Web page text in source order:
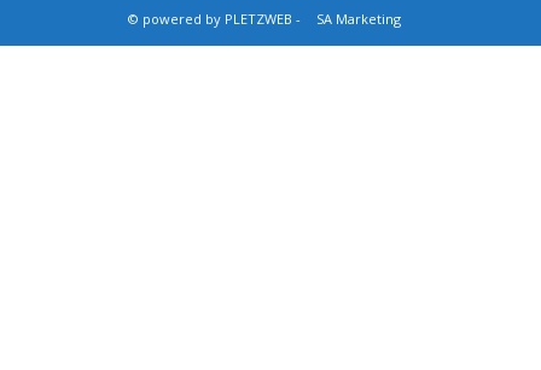
© powered by PLETZWEB -
SA Marketing